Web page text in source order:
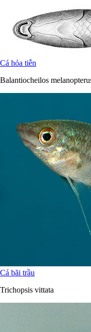
Cá hỏa tiễn
Balantiocheilos
Cá bãi trầu
Trichopsis vittata